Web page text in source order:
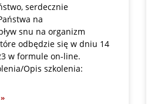
serdecznie
na
snu na organizm
odbędzie się w dniu 14
w formule on-line.
Opis szkolenia: